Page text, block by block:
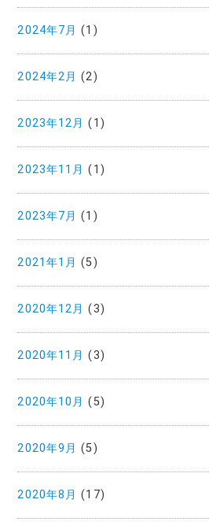
2024年7月 (1)
2024年2月 (2)
2023年12月 (1)
2023年11月 (1)
2023年7月 (1)
2021年1月 (5)
2020年12月 (3)
2020年11月 (3)
2020年10月 (5)
2020年9月 (5)
2020年8月 (17)